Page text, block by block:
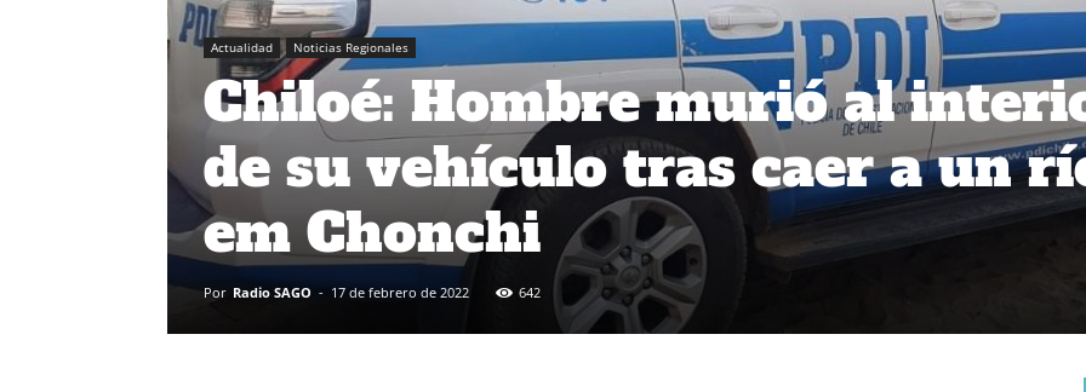
Actualidad Noticias Regionales
Chiloé: Hombre murió al
de su vehículo tras caer a un
em Chonchi
Por Radio SAGO - 17 de febrero de 2022 642